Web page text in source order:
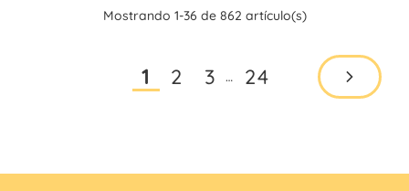
Mostrando 1-36 de 862 artículo(s)
1 2 3 … 24